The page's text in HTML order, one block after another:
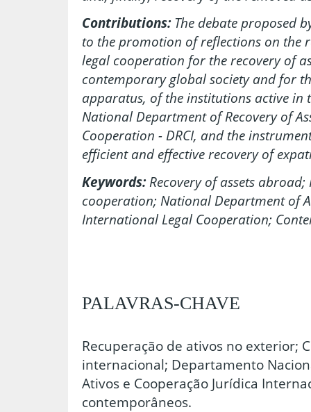
Contributions: The debate proposed
to the promotion of reflections on the
legal cooperation for the recovery of
contemporary global society and for
apparatus, of the institutions active in
National Department of Recovery of
Cooperation - DRCI, and the
efficient and effective recovery of
Keywords:Recovery of assets abroad;
cooperation; National Department of
International Legal Cooperation;
PALAVRAS-CHAVE
Recuperação de ativos no exterior;
internacional; Departamento
Ativos e Cooperação Jurídica
contemporâneos.